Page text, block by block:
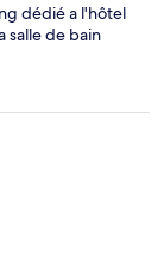
dédié a l'hôtel
salle de bain